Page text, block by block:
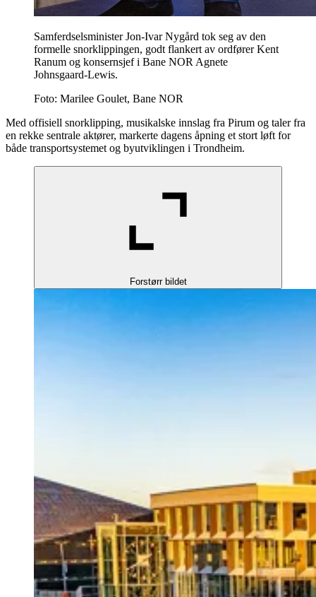
Samferdselsminister Jon-Ivar Nygård tok seg av den
formelle snorklippingen, godt flankert av ordfører Kent
Ranum og konsernsjef i Bane NOR Agnete
Johnsgaard-Lewis.
Foto: Marilee Goulet, Bane NOR
Med offisiell snorklipping, musikalske innslag fra Pirum og taler fra
en rekke sentrale aktører, markerte dagens åpning et stort løft for
både transportsystemet og byutviklingen i Trondheim.
Forstørr bildet